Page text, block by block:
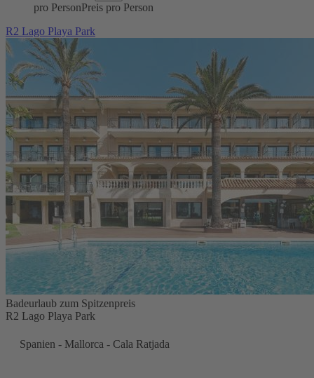
pro PersonPreis pro Person
R2 Lago Playa Park
Badeurlaub zum Spitzenpreis
R2 Lago Playa Park
Spanien - Mallorca - Cala Ratjada